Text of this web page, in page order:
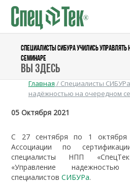
СПЕЦИАЛИСТЫ СИБУРА УЧИЛИСЬ
СЕМИНАРЕ
Вы здесь
Главная / Специалисты
надёжностью на очередном
05 Октября 2021
С 27 сентября по 1 октября
Ассоциации по
специалисты НПП
«Управление
специалистовСИБУРа.